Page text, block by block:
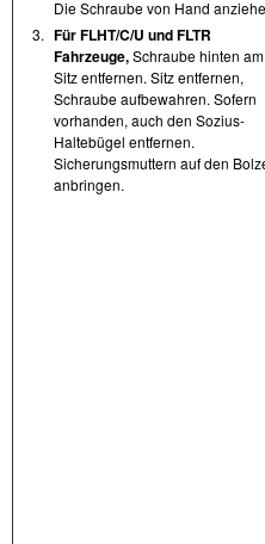
Die Schraube von Hand
3. Für FLHT/C/U und FLTR
Fahrzeuge,Schraube hinten am
Sitz entfernen. Sitz entfernen,
Schraube aufbewahren. Sofern
vorhanden, auch den Sozius-
Haltebügel entfernen.
Sicherungsmuttern auf den
anbringen.